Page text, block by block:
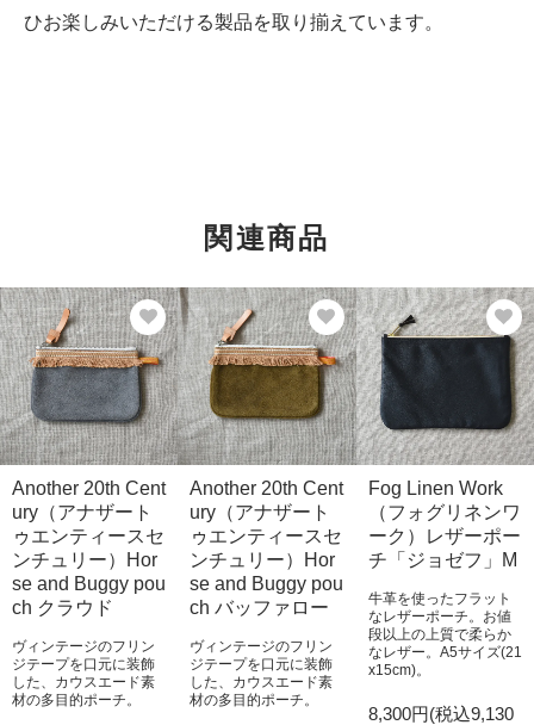
ひお楽しみいただける製品を取り揃えています。
関連商品
Another 20th Cent
ury（アナザート
ゥエンティースセ
ンチュリー）Hor
se and Buggy pou
ch クラウド
ヴィンテージのフリン
ジテープを口元に装飾
した、カウスエード素
材の多目的ポーチ。
Another 20th Cent
ury（アナザート
ゥエンティースセ
ンチュリー）Hor
se and Buggy pou
ch バッファロー
ヴィンテージのフリン
ジテープを口元に装飾
した、カウスエード素
材の多目的ポーチ。
Fog Linen Work
（フォグリネンワ
ーク）レザーポー
チ「ジョゼフ」M
牛革を使ったフラット
なレザーポーチ。お値
段以上の上質で柔らか
なレザー。A5サイズ(21
x15cm)。
8,300円(税込9,130